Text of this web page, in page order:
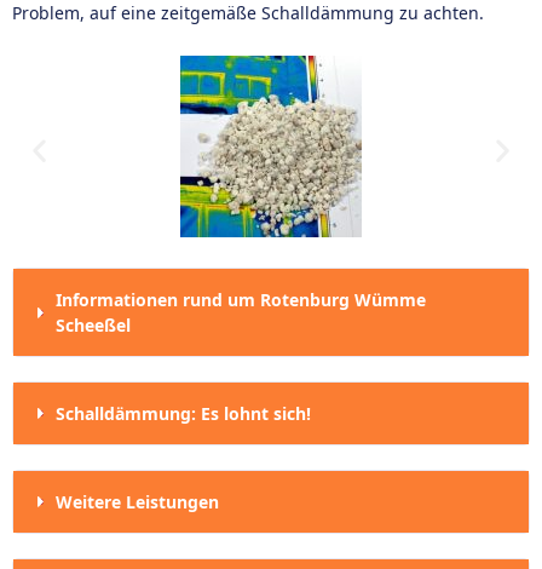
Problem, auf eine zeitgemäße Schalldämmung zu achten.
Informationen rund um Rotenburg Wümme
Scheeßel
Schalldämmung: Es lohnt sich!
Weitere Leistungen